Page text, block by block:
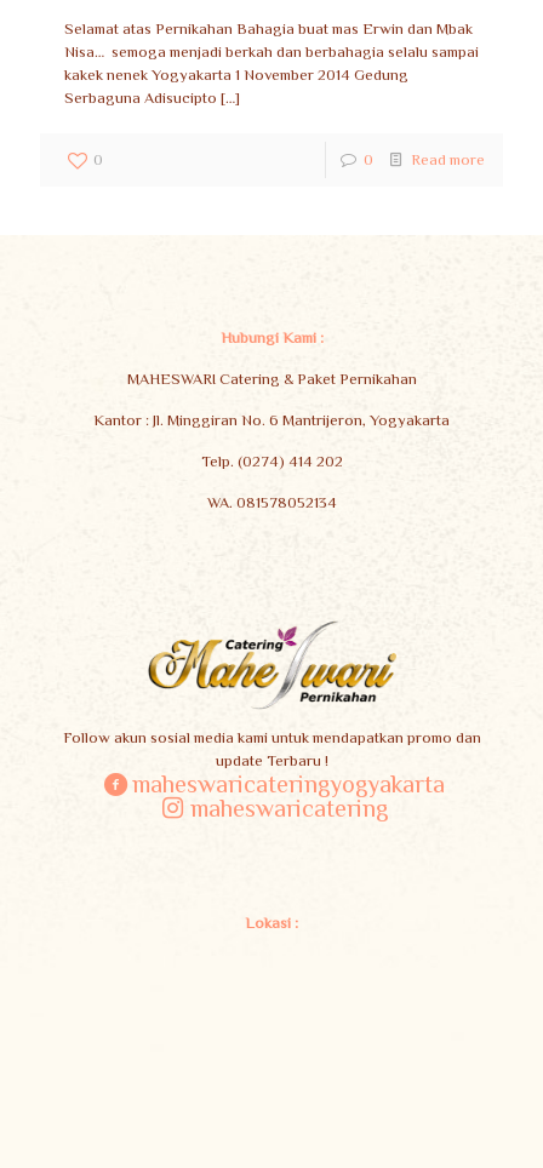
Selamat atas Pernikahan Bahagia buat mas Erwin dan Mbak
Nisa… semoga menjadi berkah dan berbahagia selalu sampai
kakek nenek Yogyakarta 1 November 2014 Gedung
Serbaguna Adisucipto […]
0 0 Read more
Hubungi Kami :
MAHESWARI Catering & Paket Pernikahan
Kantor : Jl. Minggiran No. 6 Mantrijeron, Yogyakarta
Telp. (0274) 414 202
WA. 081578052134
Follow akun sosial media kami untuk mendapatkan promo dan
update Terbaru !
maheswaricateringyogyakarta
maheswaricatering
Lokasi :